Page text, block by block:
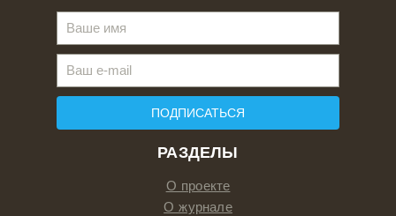
РАЗДЕЛЫ
О проекте
О журнале
ПОДПИСАТЬСЯ